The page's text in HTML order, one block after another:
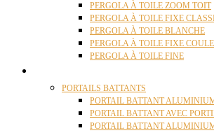
PERGOLA À TOILE ZOOM TOIT
PERGOLA À TOILE FIXE
PERGOLA À TOILE BLANCHE
PERGOLA À TOILE FIXE
PERGOLA À TOILE FINE
PORTAILS BATTANTS
PORTAIL BATTANT
PORTAIL BATTANT AVEC
PORTAIL BATTANT